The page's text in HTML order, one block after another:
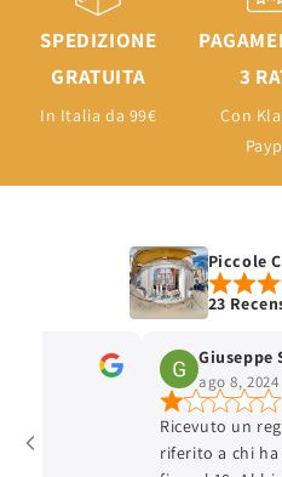
SPEDIZIONE
GRATUITA
In Italia da 99€
3
Con
Piccole
23
Giuseppe
ago 8, 2024
Ricevuto un
riferito a chi ha